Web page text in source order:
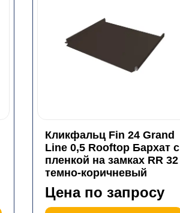
Кликфальц Fin 24 Grand
Line 0,5 Rooftop Бархат с
пленкой на замках RR 32
темно-коричневый
Цена по запросу